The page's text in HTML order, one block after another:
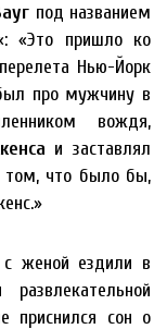
под названием
«Это пришло ко
Нью-Йорк
про мужчину в
вождя,
и заставлял
что было бы,
женой ездили в
приснился сон о